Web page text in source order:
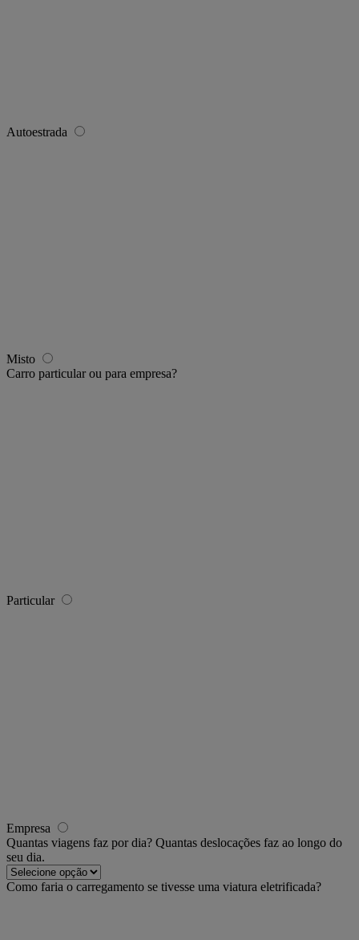
Autoestrada
Misto
Carro particular ou para empresa?
Particular
Empresa
Quantas viagens faz por dia? Quantas deslocações faz ao longo do
seu dia.
Como faria o carregamento se tivesse uma viatura eletrificada?